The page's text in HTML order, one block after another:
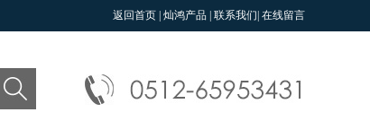
返回首页 灿鸿产品 联系我们 在线留言